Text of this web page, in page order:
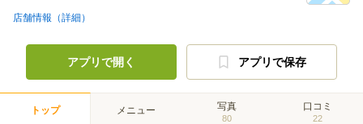
店舗情報（詳細）
アプリで開く アプリで保存
トップ メニュー 写真
80
口コミ
22